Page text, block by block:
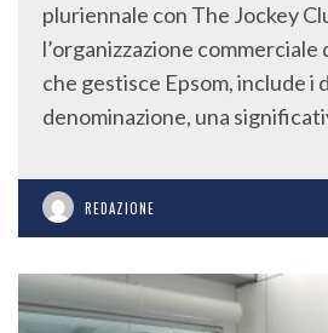
pluriennale con The Jockey
l’organizzazione commerciale
che gestisce Epsom, include i
denominazione, una
REDAZIONE